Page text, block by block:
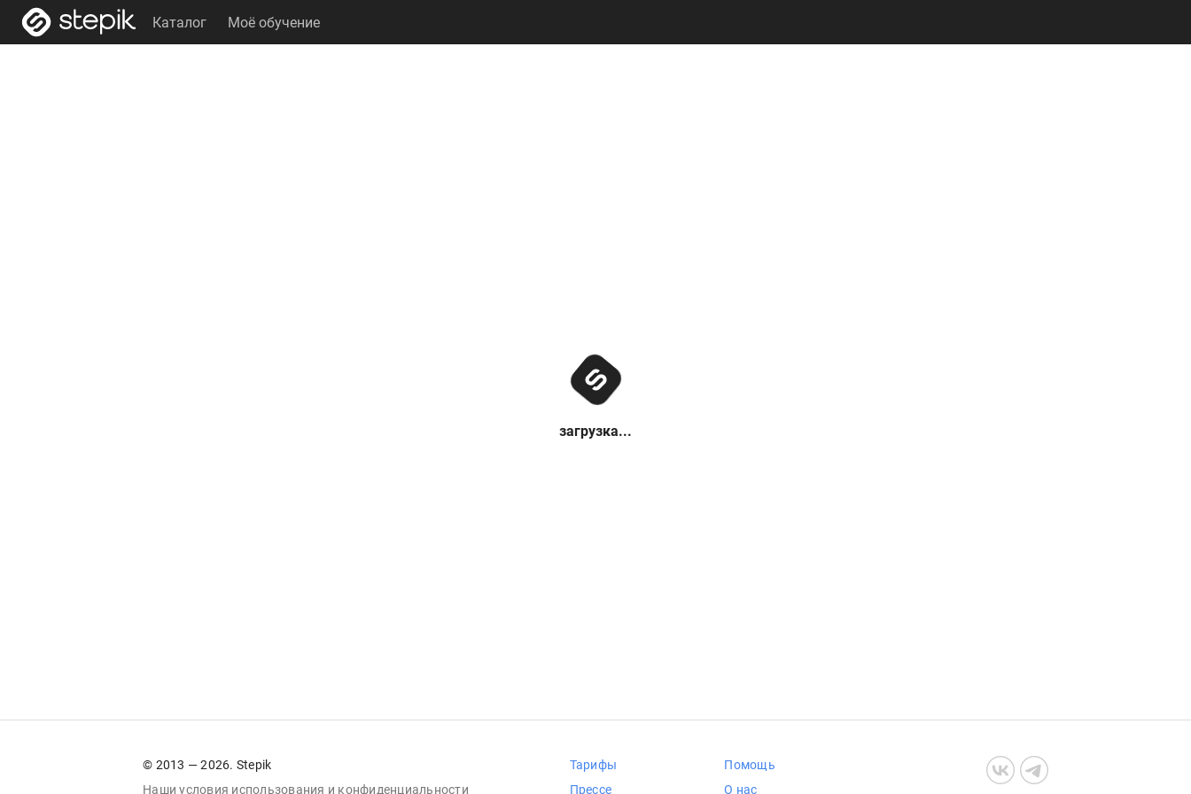
Каталог Моё обучение
загрузка...
© 2013 — 2026. Stepik
Наши условия использования и конфиденциальности
Тарифы
Прессе
Помощь
О нас